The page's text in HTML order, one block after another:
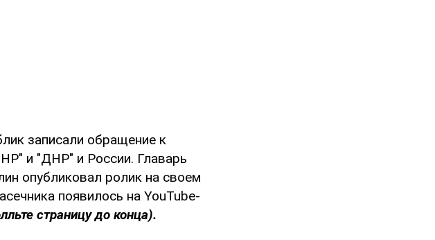
записали обращение к
и "ДНР" и России. Главарь
опубликовал ролик на своем
появилось на YouTube-
страницу до конца).